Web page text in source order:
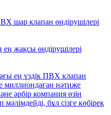
жақсы өндірушілері
ең үздік ПВХ клапан
миллиондаған нәтиже
әрбір компания өзін
бұл сізге көбірек